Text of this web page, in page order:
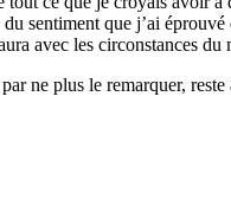
sentiment que j’ai
avec les circonstances du
ne plus le remarquer,